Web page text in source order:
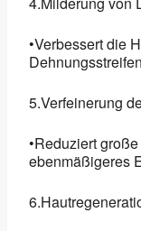
•Verbessert die
5.Verfeinerung
•Reduziert
ebenmäßigeres